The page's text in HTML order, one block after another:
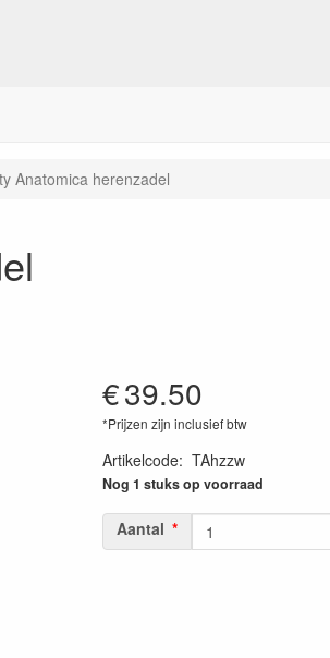
Anatomica herenzadel
€39.50
*Prijzen zijn inclusief btw
Artikelcode: TAhzzw
Nog 1 stuks op voorraad
Aantal